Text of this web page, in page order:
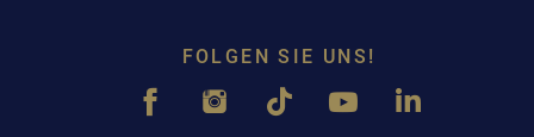
FOLGEN SIE UNS!